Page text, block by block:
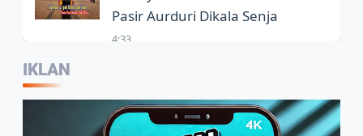
Pasir Aurduri Dikala Senja
4:33
Wartawan Jadi Garda Terdepan
Penggunaan Bahasa Indonesia
IKLAN